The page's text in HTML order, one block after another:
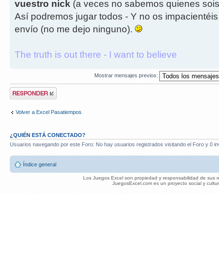
vuestro nick (a veces no sabemos quienes
Así podremos jugar todos - Y no os
envío (no me dejo ninguno).
The truth is out there - I want to believe
Mostrar mensajes previos:
Publicar una
respuesta
Volver a Excel Pasatiempos
¿QUIÉN ESTÁ CONECTADO?
Usuarios navegando por este Foro: No hay usuarios registrados visitando el Foro y 0
Índice general
Los Juegos Excel son propiedad y responsabilidad de sus
JuegosExcel.com es un proyecto social y